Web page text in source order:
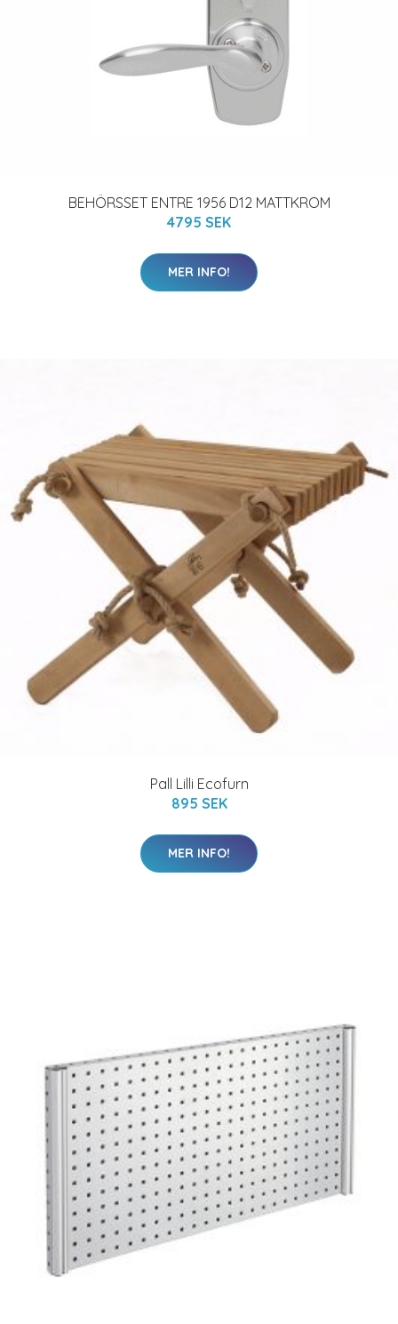
BEHÖRSSET ENTRE 1956 D12 MATTKROM
4795 SEK
MER INFO!
Pall Lilli Ecofurn
895 SEK
MER INFO!